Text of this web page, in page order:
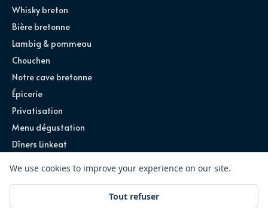
Whisky breton
Bière bretonne
Lambig & pommeau
Chouchen
Notre cave bretonne
Épicerie
Privatisation
Menu dégustation
Dîners Linkeat